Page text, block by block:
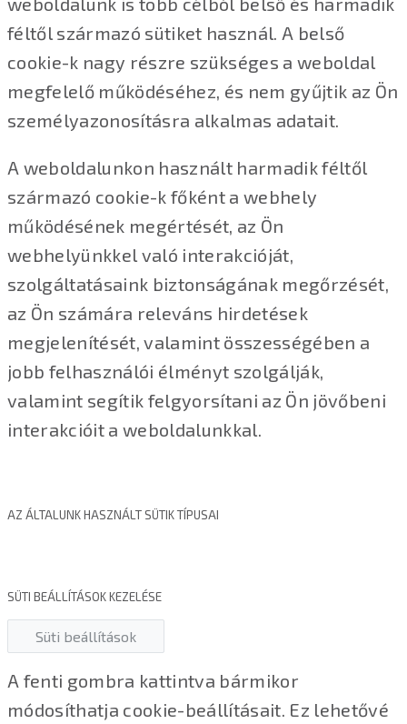
féltől származó sütiket használ. A belső
cookie-k nagy részre szükséges a weboldal
megfelelő működéséhez, és nem gyűjtik az Ön
személyazonosításra alkalmas adatait.
A weboldalunkon használt harmadik féltől
származó cookie-k főként a webhely
működésének megértését, az Ön
webhelyünkkel való interakcióját,
szolgáltatásaink biztonságának megőrzését,
az Ön számára releváns hirdetések
megjelenítését, valamint összességében a
jobb felhasználói élményt szolgálják,
valamint segítik felgyorsítani az Ön jövőbeni
interakcióit a weboldalunkkal.
AZ ÁLTALUNK HASZNÁLT SÜTIK TÍPUSAI
SÜTI BEÁLLÍTÁSOK KEZELÉSE
Süti beállítások
A fenti gombra kattintva bármikor
módosíthatja cookie-beállításait. Ez lehetővé